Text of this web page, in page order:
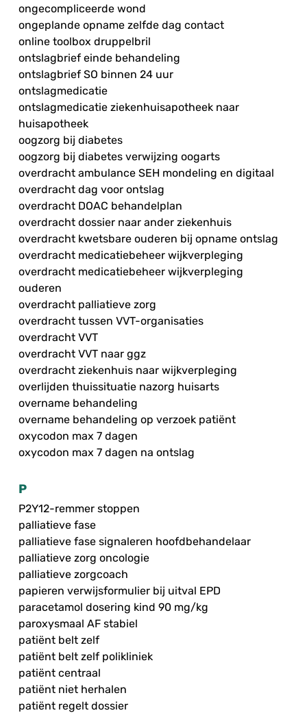
ongecompliceerde wond
ongeplande opname zelfde dag contact
online toolbox druppelbril
ontslagbrief einde behandeling
ontslagbrief SO binnen 24 uur
ontslagmedicatie
ontslagmedicatie ziekenhuisapotheek naar
huisapotheek
oogzorg bij diabetes
oogzorg bij diabetes verwijzing oogarts
overdracht ambulance SEH mondeling en digitaal
overdracht dag voor ontslag
overdracht DOAC behandelplan
overdracht dossier naar ander ziekenhuis
overdracht kwetsbare ouderen bij opname ontslag
overdracht medicatiebeheer wijkverpleging
overdracht medicatiebeheer wijkverpleging
ouderen
overdracht palliatieve zorg
overdracht tussen VVT-organisaties
overdracht VVT
overdracht VVT naar ggz
overdracht ziekenhuis naar wijkverpleging
overlijden thuissituatie nazorg huisarts
overname behandeling
overname behandeling op verzoek patiënt
oxycodon max 7 dagen
oxycodon max 7 dagen na ontslag
P
P2Y12-remmer stoppen
palliatieve fase
palliatieve fase signaleren hoofdbehandelaar
palliatieve zorg oncologie
palliatieve zorgcoach
papieren verwijsformulier bij uitval EPD
paracetamol dosering kind 90 mg/kg
paroxysmaal AF stabiel
patiënt belt zelf
patiënt belt zelf polikliniek
patiënt centraal
patiënt niet herhalen
patiënt regelt dossier